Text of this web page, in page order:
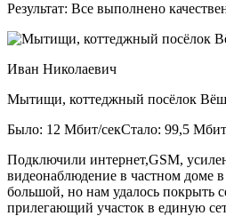
Результат: Все выполнено
Иван Николаевич
Мытищи, коттеджный посёлок
Было: 12 Мбит/секСтало: 99,5
Подключили интернет,GSM,
видеонаблюдение в частном
большой, но нам удалось покрыть
прилегающий участок в единую